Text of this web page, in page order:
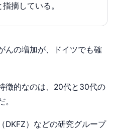
摘している。
の増加が、ドイツでも確
徴的なのは、20代と30代の
）などの研究グループ